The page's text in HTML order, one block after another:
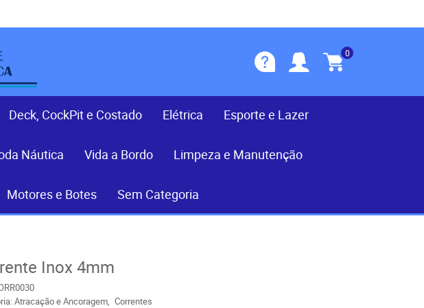
0
Deck, CockPit e Costado Elétrica Esporte e Lazer
Náutica Vida a Bordo Limpeza e Manutenção
Motores e Botes Sem Categoria
Inox 4mm
Atracação e Ancoragem Correntes